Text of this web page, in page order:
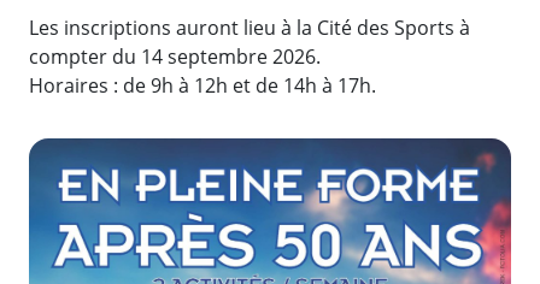
Les inscriptions auront lieu à la Cité des Sports à
compter du 14 septembre 2026.
Horaires : de 9h à 12h et de 14h à 17h.